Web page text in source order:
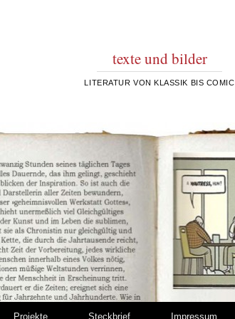
texte und bilder
LITERATUR VON KLASSIK BIS COMIC
Projekte Steckbrief Impressum